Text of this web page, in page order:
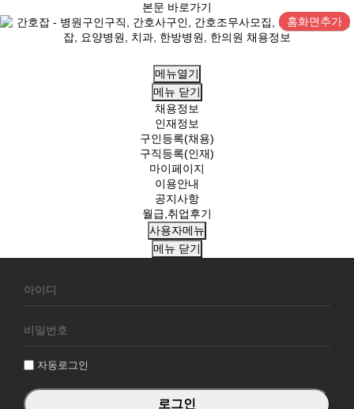
본문 바로가기
홈화면추가
메뉴열기
메뉴 닫기
채용정보
인재정보
구인등록(채용)
구직등록(인재)
마이페이지
이용안내
공지사항
월급,취업후기
사용자메뉴
메뉴 닫기
원
그
자동로그인